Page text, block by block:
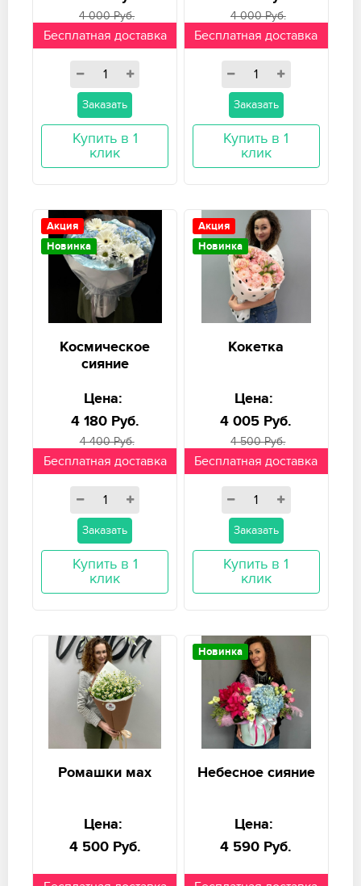
4 000 Руб.
Бесплатная доставка
Заказать
Купить в 1
клик
4 000 Руб.
Бесплатная доставка
Заказать
Купить в 1
клик
Акция
Новинка
Космическое
сияние
Цена:
4 180 Руб.
4 400 Руб.
Бесплатная доставка
Заказать
Купить в 1
клик
Акция
Новинка
Кокетка
Цена:
4 005 Руб.
4 500 Руб.
Бесплатная доставка
Заказать
Купить в 1
клик
Ромашки мах
Цена:
4 500 Руб.
Новинка
Небесное сияние
Цена:
4 590 Руб.